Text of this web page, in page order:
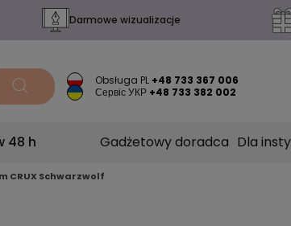
Darmowe wizualizacje
Obsługa PL +48 733 367 006
Сервіс УКР +48 733 382 002
48 h Gadżetowy doradca Dla
CRUX Schwarzwolf